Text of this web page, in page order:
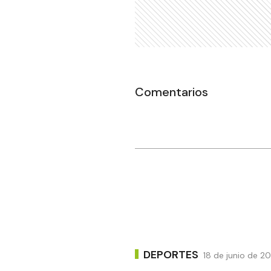
Comentarios
DEPORTES 18 de junio de